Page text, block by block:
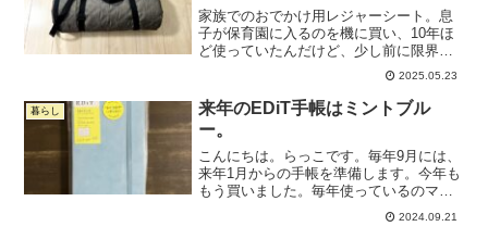
家族でのおでかけ用レジャーシート。息
子が保育園に入るのを機に買い、10年ほ
ど使っていたんだけど、少し前に限界を
迎えた。外側の袋がボロボロになり、取
っ手部分が取れてしまって持ち運べなく
なったのだ。座り心地で選んだので、厚
みがあるタイプだった。...
2025.05.23
暮らし
来年のEDiT手帳はミントブル
ー。
こんにちは。らっこです。毎年9月には、
来年1月からの手帳を準備します。今年も
もう買いました。毎年使っているのマー
クスさんの1日1ページ手帳のEDiT。サイ
ズはB6変形、素材はスープルと決めてい
2024.09.21